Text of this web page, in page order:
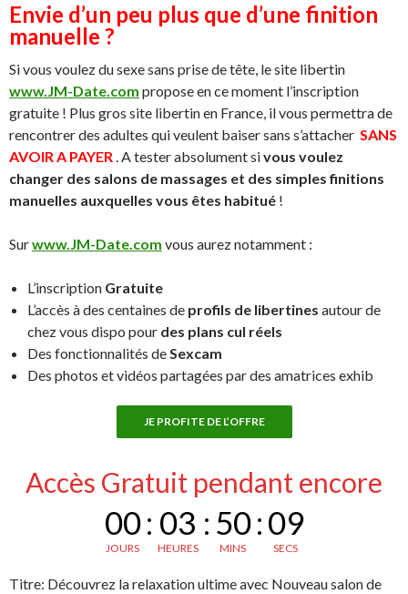
Envie d’un peu plus que d’une finition
manuelle ?
Si vous voulez du sexe sans prise de tête, le site libertin
www.JM-Date.com propose en ce moment l’inscription
gratuite ! Plus gros site libertin en France, il vous permettra de
rencontrer des adultes qui veulent baiser sans s’attacher SANS
AVOIR A PAYER. A tester absolument sivous voulez
changer des salons de massages et des simples finitions
manuelles auxquelles vous êtes habitué !
Surwww.JM-Date.com vous aurez notamment :
L’inscription Gratuite
L’accès à des centaines de profils de libertines autour de
chez vous dispo pour des plans cul réels
Des fonctionnalités deSexcam
Des photos et vidéos partagées par des amatrices exhib
JE PROFITE DE L’OFFRE
Accès Gratuit pendant encore
00
JOURS
: 03
HEURES
: 50
MINS
:08
SECS
Titre: Découvrez la relaxation ultime avec Nouveau salon de